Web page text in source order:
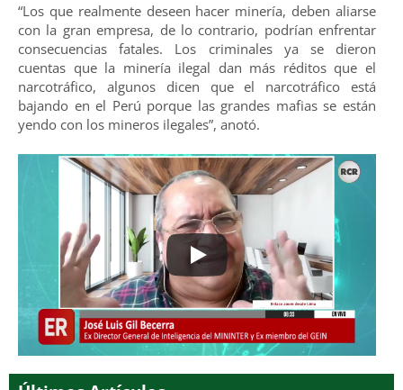
“Los que realmente deseen hacer minería, deben aliarse
con la gran empresa, de lo contrario, podrían enfrentar
consecuencias fatales. Los criminales ya se dieron
cuentas que la minería ilegal dan más réditos que el
narcotráfico, algunos dicen que el narcotráfico está
bajando en el Perú porque las grandes mafias se están
yendo con los mineros ilegales”, anotó.